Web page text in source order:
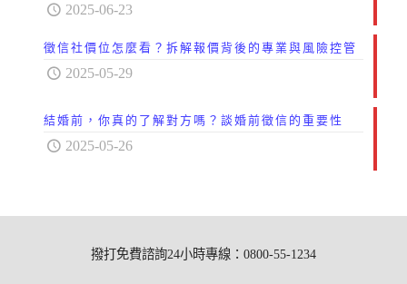
2025-06-23
徵信社價位怎麼看？拆解報價背後的專業與風險控管
2025-05-29
結婚前，你真的了解對方嗎？談婚前徵信的重要性
2025-05-26
撥打免費諮詢24小時專線：0800-55-1234